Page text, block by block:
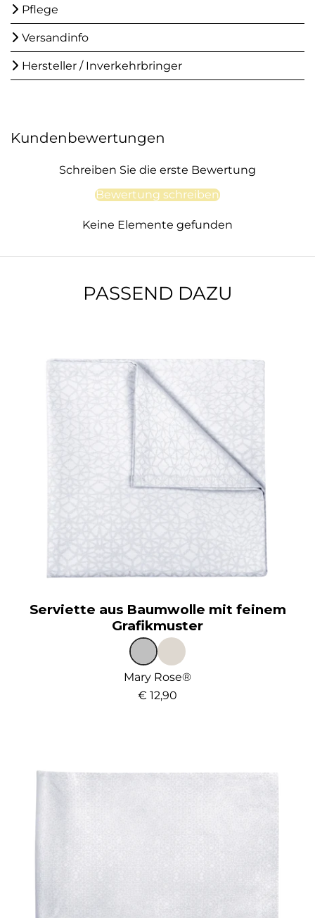
Pflege
Versandinfo
Hersteller / Inverkehrbringer
Kundenbewertungen
Schreiben Sie die erste Bewertung
Bewertung schreiben
Keine Elemente gefunden
PASSEND DAZU
Serviette aus Baumwolle mit feinem
Grafikmuster
Mary Rose®
€ 12,90